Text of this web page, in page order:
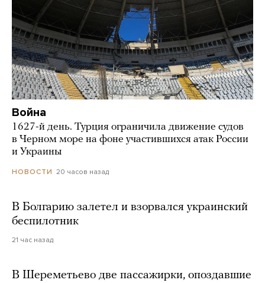
Война
1627-й день. Турция ограничила движение судов
в Черном море на фоне участившихся атак России
и Украины
НОВОСТИ 20 часов назад
В Болгарию залетел и взорвался украинский
беспилотник
21 час назад
В Шереметьево две пассажирки, опоздавшие